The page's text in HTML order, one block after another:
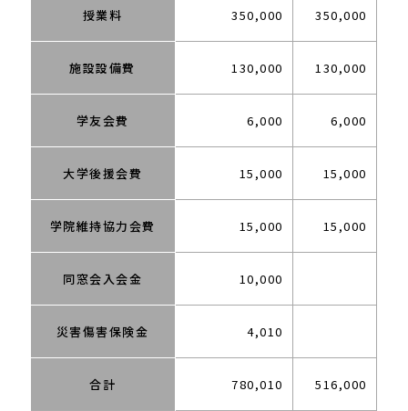
授業料 350,000 350,000
施設設備費 130,000 130,000
学友会費 6,000 6,000
大学後援会費 15,000 15,000
学院維持協力会費 15,000 15,000
同窓会入会金 10,000
災害傷害保険金 4,010
合計 780,010 516,000